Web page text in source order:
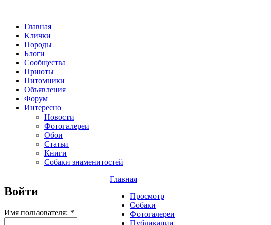
Главная
Клички
Породы
Блоги
Сообщества
Приюты
Питомники
Объявления
Форум
Интересно
Новости
Фотогалереи
Обои
Статьи
Книги
Собаки знаменитостей
Войти
Имя пользователя: *
Главная
Просмотр
Собаки
Фотогалереи
Публикации